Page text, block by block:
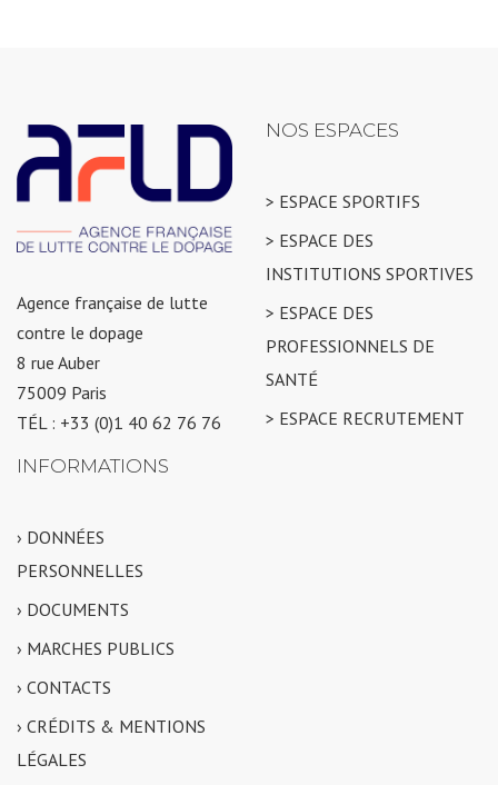
Agence française de lutte
contre le dopage
8 rue Auber
75009 Paris
TÉL : +33 (0)1 40 62 76 76
NOS ESPACES
> ESPACE SPORTIFS
> ESPACE DES
INSTITUTIONS SPORTIVES
> ESPACE DES
PROFESSIONNELS DE
SANTÉ
> ESPACE RECRUTEMENT
INFORMATIONS
› DONNÉES
PERSONNELLES
› DOCUMENTS
› MARCHES PUBLICS
› CONTACTS
› CRÉDITS & MENTIONS
LÉGALES